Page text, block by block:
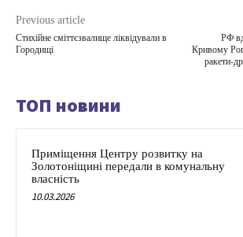
Previous article
Стихійне сміттєзвалище ліквідували в
Городищі
РФ
Кривому
ракети-
ТОП новини
Приміщення Центру розвитку на
Золотоніщині передали в комунальну
власність
10.03.2026